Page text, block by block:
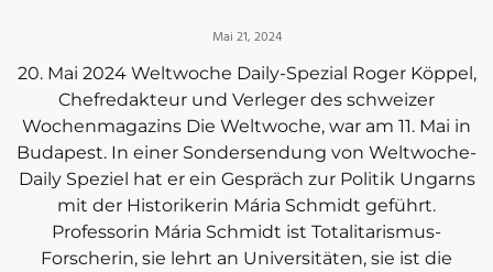
Mai 21, 2024
20. Mai 2024 Weltwoche Daily-Spezial Roger Köppel,
Chefredakteur und Verleger des schweizer
Wochenmagazins Die Weltwoche, war am 11. Mai in
Budapest. In einer Sondersendung von Weltwoche-
Daily Speziel hat er ein Gespräch zur Politik Ungarns
mit der Historikerin Mária Schmidt geführt.
Professorin Mária Schmidt ist Totalitarismus-
Forscherin, sie lehrt an Universitäten, sie ist die